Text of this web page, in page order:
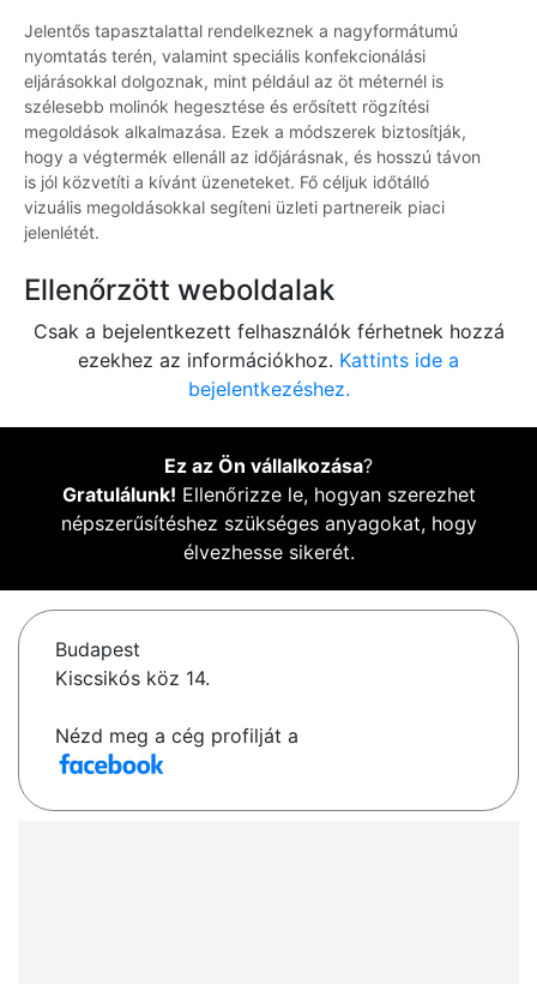
Jelentős tapasztalattal rendelkeznek a nagyformátumú
nyomtatás terén, valamint speciális konfekcionálási
eljárásokkal dolgoznak, mint például az öt méternél is
szélesebb molinók hegesztése és erősített rögzítési
megoldások alkalmazása. Ezek a módszerek biztosítják,
hogy a végtermék ellenáll az időjárásnak, és hosszú távon
is jól közvetíti a kívánt üzeneteket. Fő céljuk időtálló
vizuális megoldásokkal segíteni üzleti partnereik piaci
jelenlétét.
Ellenőrzött weboldalak
Csak a bejelentkezett felhasználók férhetnek hozzá
ezekhez az információkhoz. Kattints ide a
bejelentkezéshez.
Ez az Ön vállalkozása?
Gratulálunk! Ellenőrizze le, hogyan szerezhet
népszerűsítéshez szükséges anyagokat, hogy
élvezhesse sikerét.
Budapest
Kiscsikós köz 14.
Nézd meg a cég profilját a